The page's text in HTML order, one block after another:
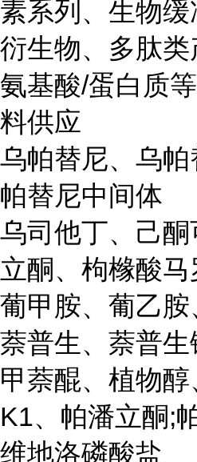
素系列、生物缓
衍生物、多肽
氨基酸/蛋白质
料供应
乌帕替尼、乌
帕替尼中间体
乌司他丁、己
立酮、枸橼酸马
葡甲胺、葡乙
萘普生、萘普
甲萘醌、植物
K1、帕潘立酮;
维地洛磷酸盐